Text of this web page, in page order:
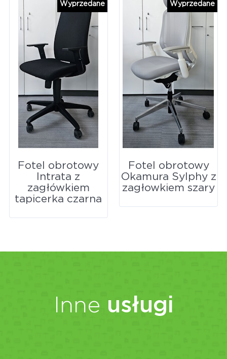
Wyprzedane
Fotel obrotowy
Intrata z
zagłówkiem
tapicerka czarna
Wyprzedane
Fotel obrotowy
Okamura Sylphy z
zagłowkiem szary
Inne usługi